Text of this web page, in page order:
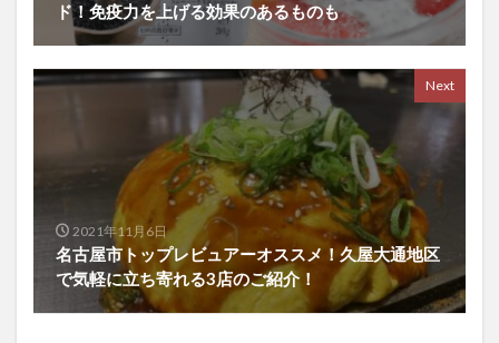
ド！免疫力を上げる効果のあるものも
Next
2021年11月6日
名古屋市トップレビュアーオススメ！久屋大通地区
で気軽に立ち寄れる3店のご紹介！